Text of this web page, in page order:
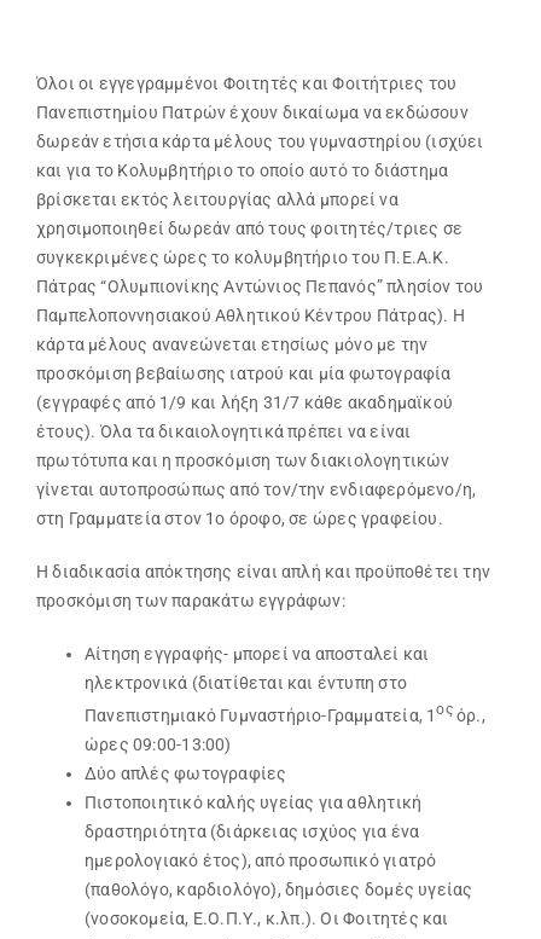
Εβδομαδιαίο Πρόγραμμα
Αιτήσεις
Φοιτητικά Πρωταθλήματα
Ετήσιες Δράσεις
Αθλητικές Εγκαταστάσεις
Προσβασιμότητα ΦμεΑ
Επικοινωνία
Search
Όλοι οι εγγεγραμμένοι Φοιτητές και Φοιτήτριες του
Πανεπιστημίου Πατρών έχουν δικαίωμα να εκδώσουν
δωρεάν ετήσια κάρτα μέλους του γυμναστηρίου (ισχύει
και για το Κολυμβητήριο το οποίο αυτό το διάστημα
βρίσκεται εκτός λειτουργίας αλλά μπορεί να
χρησιμοποιηθεί δωρεάν από τους φοιτητές/τριες σε
συγκεκριμένες ώρες το κολυμβητήριο του Π.Ε.Α.Κ.
Πάτρας “Ολυμπιονίκης Αντώνιος Πεπανός” πλησίον του
Παμπελοποννησιακού Αθλητικού Κέντρου Πάτρας). Η
κάρτα μέλους ανανεώνεται ετησίως μόνο με την
προσκόμιση βεβαίωσης ιατρού και μία φωτογραφία
(εγγραφές από 1/9 και λήξη 31/7 κάθε ακαδημαϊκού
έτους). Όλα τα δικαιολογητικά πρέπει να είναι
πρωτότυπα και η προσκόμιση των διακιολογητικών
γίνεται αυτοπροσώπως από τον/την ενδιαφερόμενο/η,
στη Γραμματεία στον 1ο όροφο, σε ώρες γραφείου.
Η διαδικασία απόκτησης είναι απλή και προϋποθέτει την
προσκόμιση των παρακάτω εγγράφων:
Αίτηση εγγραφής- μπορεί να αποσταλεί και
ηλεκτρονικά (διατίθεται και έντυπη στο
Πανεπιστημιακό Γυμναστήριο-Γραμματεία, 1οςόρ.,
ώρες 09:00-13:00)
Δύο απλές φωτογραφίες
Πιστοποιητικό καλής υγείας για αθλητική
δραστηριότητα (διάρκειας ισχύος για ένα
ημερολογιακό έτος), από προσωπικό γιατρό
(παθολόγο, καρδιολόγο), δημόσιες δομές υγείας
(νοσοκομεία, Ε.Ο.Π.Υ., κ.λπ.). Οι Φοιτητές και